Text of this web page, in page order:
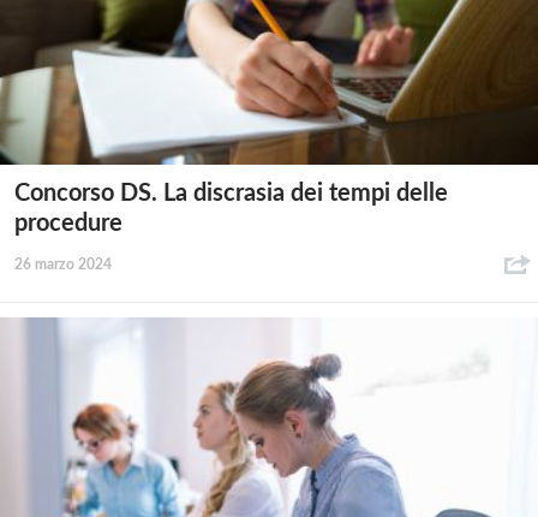
Concorso DS. La discrasia dei tempi delle
procedure
26 marzo 2024